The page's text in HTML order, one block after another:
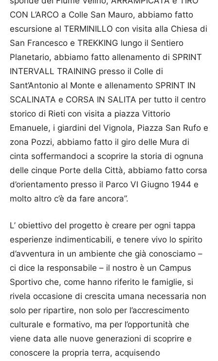
CON L’ARCO a Colle San Mauro, abbiamo fatto
escursione al TERMINILLO con visita alla Chiesa di
San Francesco e TREKKING lungo il Sentiero
Planetario, abbiamo fatto allenamento di SPRINT
INTERVALL TRAINING presso il Colle di
Sant’Antonio al Monte e allenamento SPRINT IN
SCALINATA e CORSA IN SALITA per tutto il centro
storico di Rieti con visita a piazza Vittorio
Emanuele, i giardini del Vignola, Piazza San Rufo e
zona Pozzi, abbiamo fatto il giro delle Mura di
cinta soffermandoci a scoprire la storia di ognuna
delle cinque Porte della Città, abbiamo fatto corsa
d’orientamento presso il Parco VI Giugno 1944 e
molto altro c’è da fare ancora”.
L’ obiettivo del progetto è creare per ogni tappa
esperienze indimenticabili, e tenere vivo lo spirito
d’avventura in un ambiente che già conosciamo –
ci dice la responsabile – il nostro è un Campus
Sportivo che, come hanno riferito le famiglie, si
rivela occasione di crescita umana necessaria non
solo per ripartire, non solo per l’accrescimento
culturale e formativo, ma per l’opportunità che
viene data alle nuove generazioni di scoprire e
conoscere la propria terra, acquisendo